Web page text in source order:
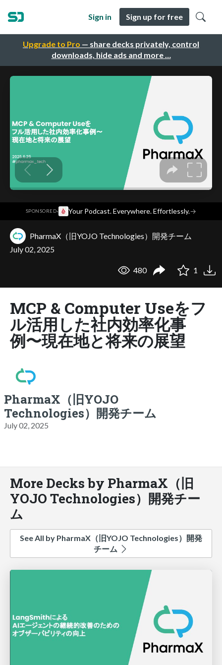
Upgrade to Pro — share decks privately, control
downloads, hide ads and more …
Sign in Sign up for free
SPONSORED· Your Podcast. Everywhere. Effortlessly.→
PharmaX（旧YOJO Technologies）開発チーム
July 02, 2025
480 1
MCP & Computer Useをフ
ル活用した社内効率化事
例〜現在地と将来の展望
PharmaX（旧YOJO
Technologies）開発チーム
July 02, 2025
More Decks by PharmaX（旧
YOJO Technologies）開発チー
ム
See All by PharmaX（旧YOJO Technologies）開発
チーム